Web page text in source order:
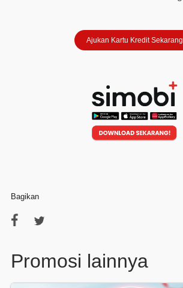
Ajukan Kartu Kredit Sekarang
Bagikan
Promosi lainnya